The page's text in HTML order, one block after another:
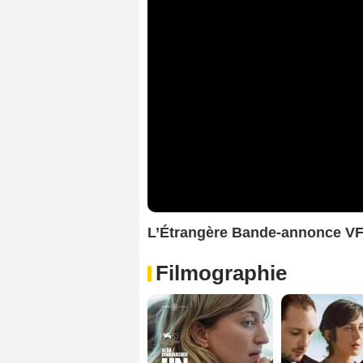
L’Étrangère Bande-annonce VF
Filmographie